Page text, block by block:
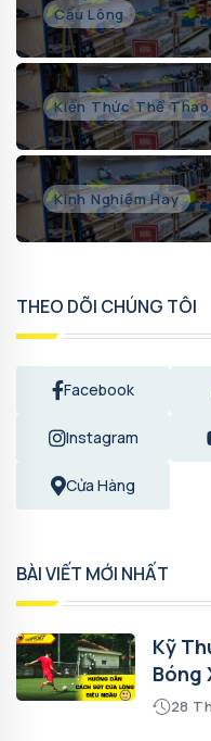
Cầu Lông
Kiến Thức Thể Thao
Kinh Nghiệm Hay
THEO DÕI CHÚNG TÔI
Facebook
Instagram
Cửa Hàng
BÀI VIẾT MỚI NHẤT
Kỹ
Bóng
28